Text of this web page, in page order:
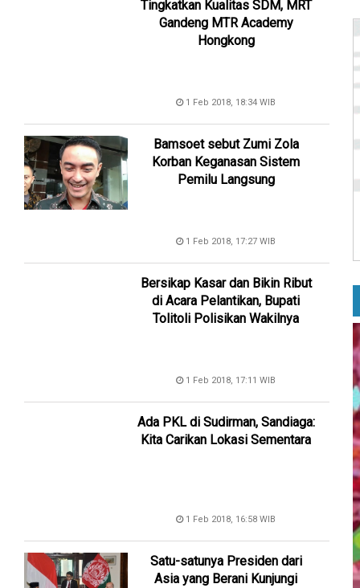
Tingkatkan Kualitas SDM, MRT
Gandeng MTR Academy
Hongkong
1 Feb 2018, 18:34 WIB
Bamsoet sebut Zumi Zola
Korban Keganasan Sistem
Pemilu Langsung
1 Feb 2018, 17:27 WIB
Bersikap Kasar dan Bikin Ribut
di Acara Pelantikan, Bupati
Tolitoli Polisikan Wakilnya
1 Feb 2018, 17:11 WIB
Ada PKL di Sudirman, Sandiaga:
Kita Carikan Lokasi Sementara
1 Feb 2018, 16:58 WIB
Satu-satunya Presiden dari
Asia yang Berani Kunjungi